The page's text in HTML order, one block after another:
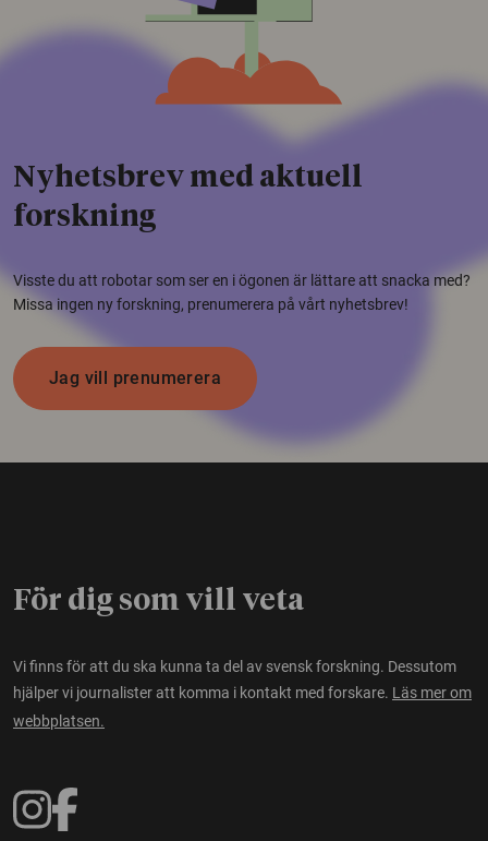
Nyhetsbrev med aktuell
forskning
Visste du att robotar som ser en i ögonen är lättare att snacka med?
Missa ingen ny forskning, prenumerera på vårt nyhetsbrev!
Jag vill prenumerera
För dig som vill veta
Vi finns för att du ska kunna ta del av svensk forskning. Dessutom
hjälper vi journalister att komma i kontakt med forskare. Läs mer om
webbplatsen.